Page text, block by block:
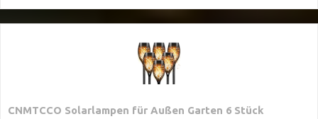
CNMTCCO Solarlampen für Außen Garten 6 Stück